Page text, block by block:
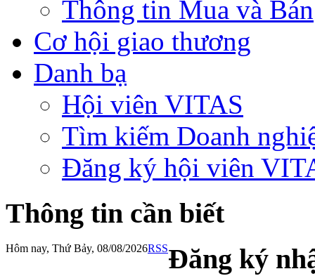
Thông tin Mua và Bán
Cơ hội giao thương
Danh bạ
Hội viên VITAS
Tìm kiếm Doanh
Đăng ký hội viên
Thông tin cần biết
Hôm nay, Thứ Bảy, 08/08/2026RSSĐăng ký